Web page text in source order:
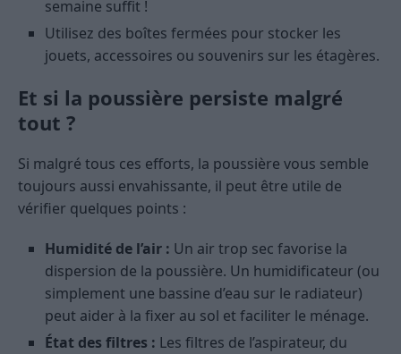
semaine suffit !
Utilisez des boîtes fermées pour stocker les
jouets, accessoires ou souvenirs sur les étagères.
Et si la poussière persiste malgré
tout ?
Si malgré tous ces efforts, la poussière vous semble
toujours aussi envahissante, il peut être utile de
vérifier quelques points :
Humidité de l’air : Un air trop sec favorise la
dispersion de la poussière. Un humidificateur (ou
simplement une bassine d’eau sur le radiateur)
peut aider à la fixer au sol et faciliter le ménage.
État des filtres : Les filtres de l’aspirateur, du